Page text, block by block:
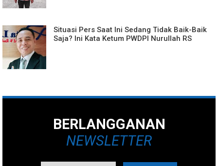
Situasi Pers Saat Ini Sedang Tidak Baik-Baik
Saja? Ini Kata Ketum PWDPI Nurullah RS
BERLANGGANAN
NEWSLETTER